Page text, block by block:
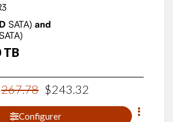
SATA) and
SATA)
TB
267.78 $243.32
Configurer